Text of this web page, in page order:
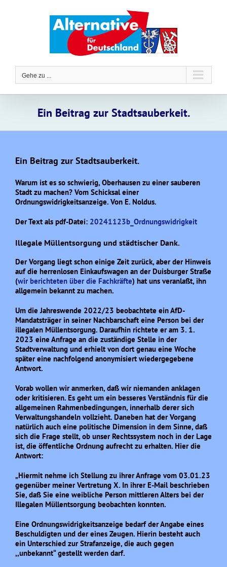
Gehe zu ...
Ein Beitrag zur Stadtsauberkeit.
Ein Beitrag zur Stadtsauberkeit.
Warum ist es so schwierig, Oberhausen zu einer sauberen
Stadt zu machen? Vom Schicksal einer
Ordnungswidrigkeitsanzeige. Von E. Noldus.
Der Text als pdf-Datei: 20241123b_Ordnungswidrigkeit
Illegale Müllentsorgung und städtischer Dank.
Der Vorgang liegt schon einige Zeit zurück, aber der Hinweis
auf die herrenlosen Einkaufswagen an der Duisburger Straße
(wir berichteten über die Fachkräfte) hat uns veranlaßt, ihn
allgemein bekannt zu machen.
Um die Jahreswende 2022/23 beobachtete ein AfD-
Mandatsträger in seiner Nachbarschaft eine Person bei der
illegalen Müllentsorgung. Daraufhin richtete er am 3. 1.
2023 eine Anfrage an die zuständige Stelle in der
Stadtverwaltung und erhielt von dort genau eine Woche
später eine nachfolgend anonymisiert wiedergegebene
Antwort.
Vorab wollen wir anmerken, daß wir niemanden anklagen
oder kritisieren. Es geht um ein besseres Verständnis für die
allgemeinen Rahmenbedingungen, innerhalb derer sich
Verwaltungshandeln vollzieht. Daneben hat der Vorgang
natürlich auch eine politische Dimension in dem Sinne, daß
sich die Frage stellt, ob unser Rechtssystem noch in der Lage
ist, die öffentliche Ordnung aufrecht zu erhalten. Hier die
Antwort:
„Hiermit nehme ich Stellung zu ihrer Anfrage vom 03.01.23
gegenüber meiner Vertretung X. In ihrer E-Mail beschrieben
Sie, daß Sie eine weibliche Person mittleren Alters bei der
Illegalen Müllentsorgung beobachten konnten.
Eine Ordnungswidrigkeitsanzeige bedarf der Angabe eines
Beschuldigten und der eines Zeugen. Hierin besteht auch
ein Unterschied zur Strafanzeige, die auch gegen
,,unbekannt“ gestellt werden darf.